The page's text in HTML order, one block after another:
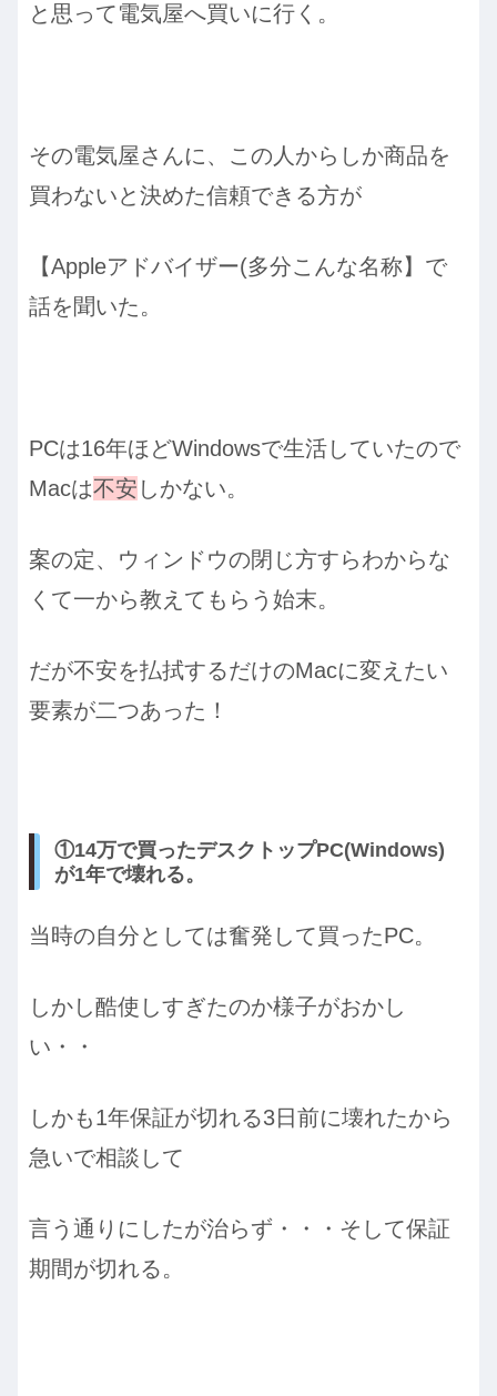
と思って電気屋へ買いに行く。
その電気屋さんに、この人からしか商品を
買わないと決めた信頼できる方が
【Appleアドバイザー(多分こんな名称】で
話を聞いた。
PCは16年ほどWindowsで生活していたので
Macは不安 しかない。
案の定、ウィンドウの閉じ方すらわからな
くて一から教えてもらう始末。
だが不安を払拭するだけのMacに変えたい
要素が二つあった！
①14万で買ったデスクトップPC(Windows)
が1年で壊れる。
当時の自分としては奮発して買ったPC。
しかし酷使しすぎたのか様子がおかし
い・・
しかも1年保証が切れる3日前に壊れたから
急いで相談して
言う通りにしたが治らず・・・そして保証
期間が切れる。